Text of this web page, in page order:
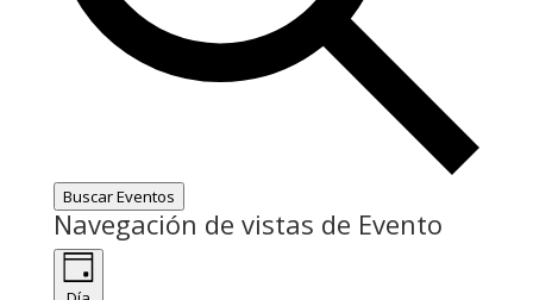
Buscar Eventos
Navegación de vistas de Evento